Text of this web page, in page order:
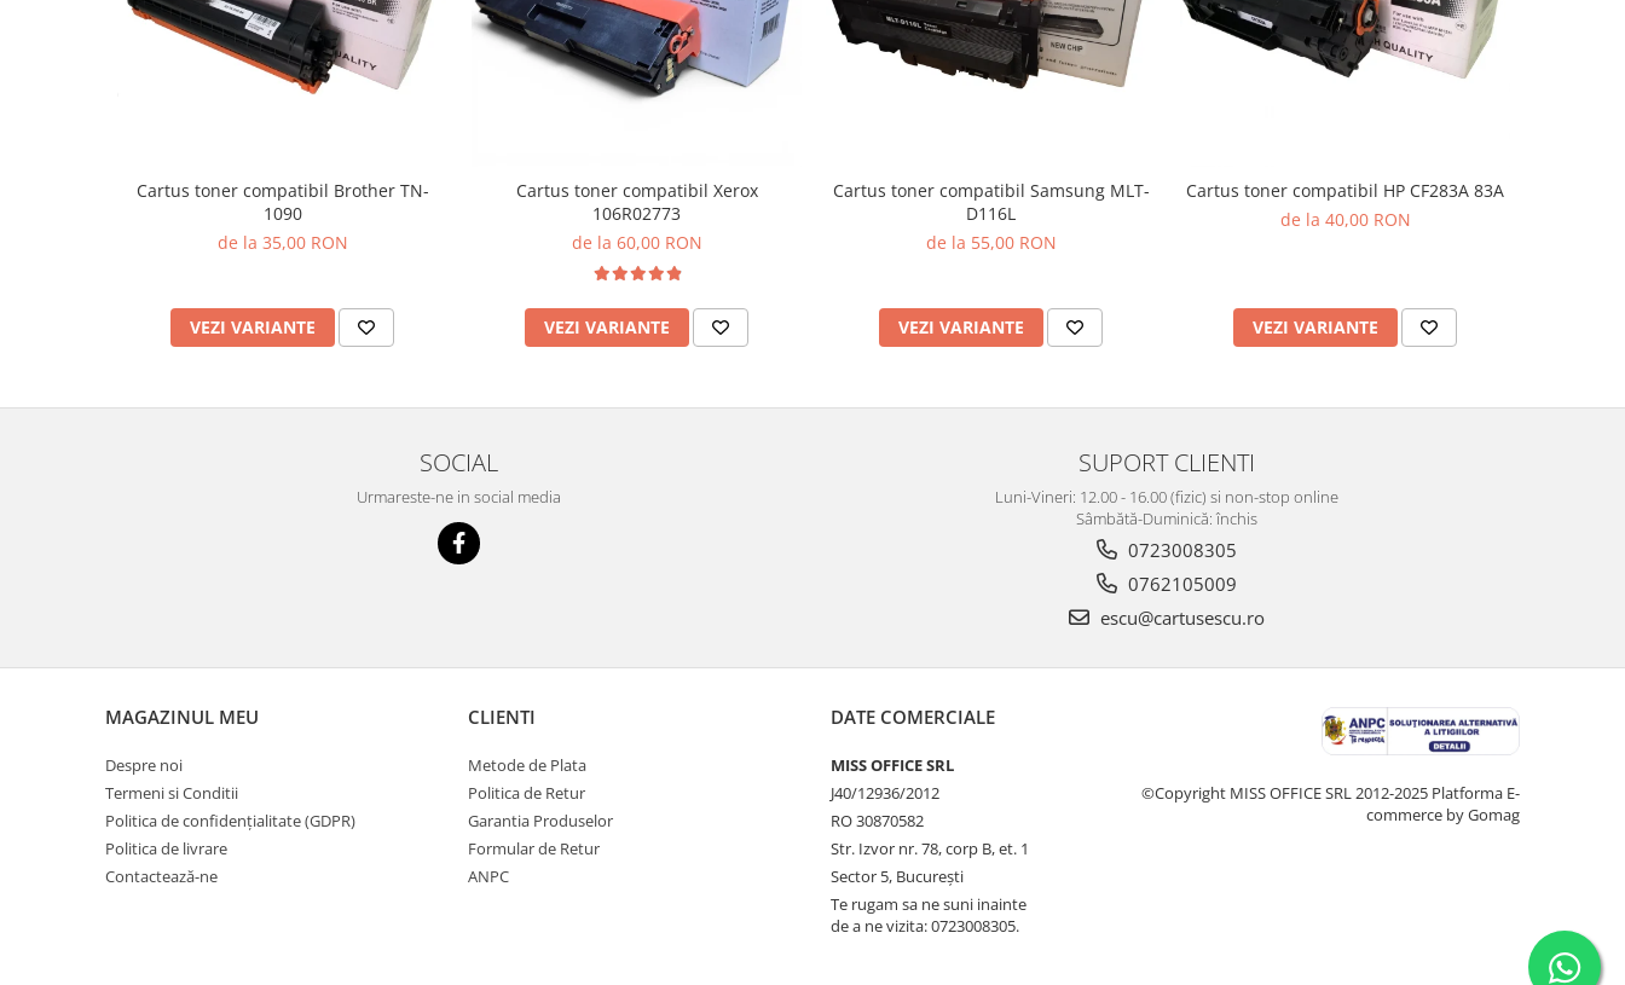
Cartus toner compatibil Brother TN-
1090
de la 35,00 RON
VEZI VARIANTE
Cartus toner compatibil Xerox
106R02773
de la 60,00 RON
VEZI VARIANTE
Cartus toner compatibil Samsung MLT-
D116L
de la 55,00 RON
VEZI VARIANTE
Cartus toner compatibil HP CF283A 83A
de la 40,00 RON
VEZI VARIANTE
SOCIAL
Urmareste-ne in social media
SUPORT CLIENTI
Luni-Vineri: 12.00 - 16.00 (fizic) si non-stop online
Sâmbătă-Duminică: închis
0723008305
0762105009
escu@cartusescu.ro
MAGAZINUL MEU
Despre noi
Termeni si Conditii
Politica de confidențialitate (GDPR)
Politica de livrare
Contactează-ne
CLIENTI
Metode de Plata
Politica de Retur
Garantia Produselor
Formular de Retur
ANPC
DATE COMERCIALE
MISS OFFICE SRL
J40/12936/2012
RO 30870582
Str. Izvor nr. 78, corp B, et. 1
Sector 5, Bucureşti
Te rugam sa ne suni inainte
de a ne vizita: 0723008305.
©Copyright MISS OFFICE SRL 2012-2025 Platforma E-
commerce by Gomag